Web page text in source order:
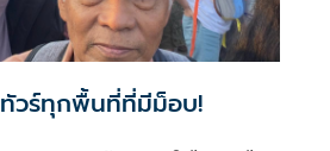
วร์ทุกพื้นที่ที่มีม็อบ!